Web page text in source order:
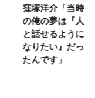
窪塚洋介「当時
の俺の夢は『人
と話せるように
なりたい』だっ
たんです」